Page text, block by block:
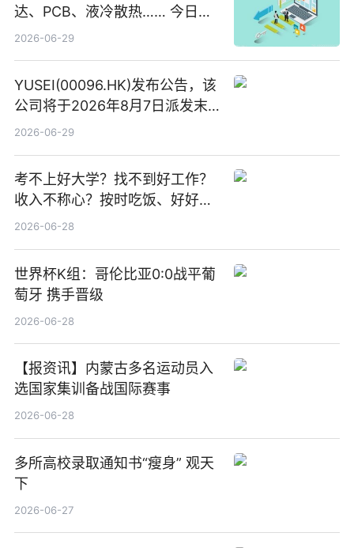
达、PCB、液冷散热…… 今日快
讯
2026-06-29
YUSEI(00096.HK)发布公告，该
公司将于2026年8月7日派发末
期股息每股人民币0.013元 每日
2026-06-29
考不上好大学？找不到好工作？
收入不称心？按时吃饭、好好睡
觉
2026-06-28
世界杯K组：哥伦比亚0:0战平葡
萄牙 携手晋级
2026-06-28
【报资讯】内蒙古多名运动员入
选国家集训备战国际赛事
2026-06-28
多所高校录取通知书“瘦身” 观天
下
2026-06-27